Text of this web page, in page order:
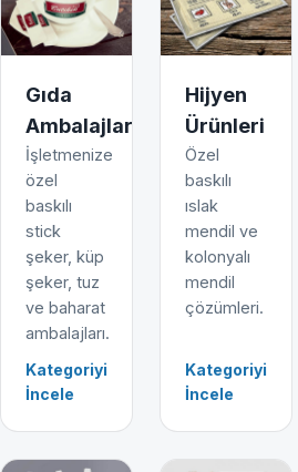
Gıda
Ambalajları
İşletmenize
özel
baskılı
stick
şeker, küp
şeker, tuz
ve baharat
ambalajları.
Kategoriyi
İncele
Hijyen
Ürünleri
Özel
baskılı
ıslak
mendil ve
kolonyalı
mendil
çözümleri.
Kategoriyi
İncele